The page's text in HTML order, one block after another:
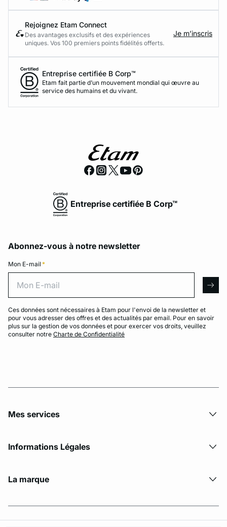
Rejoignez Etam Connect
Des avantages exclusifs et des expériences
uniques. Vos 100 premiers points fidélités offerts.
Je m’inscris
Entreprise certifiée B Corp™
Etam fait partie d’un mouvement mondial qui œuvre au
service des humains et du vivant.
Entreprise certifiée B Corp™
Abonnez-vous à notre newsletter
Mon E-mail *
Ces données sont nécessaires à Etam pour l'envoi de la newsletter et
pour vous adresser des offres et des actualités par email. Pour en savoir
plus sur la gestion de vos données et pour exercer vos droits, veuillez
consulter notre Charte de Confidentialité
Mes services
Informations Légales
La marque